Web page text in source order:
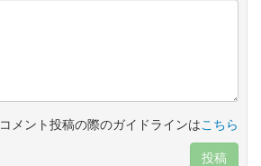
コメント投稿の際のガイドラインはこちら
投稿